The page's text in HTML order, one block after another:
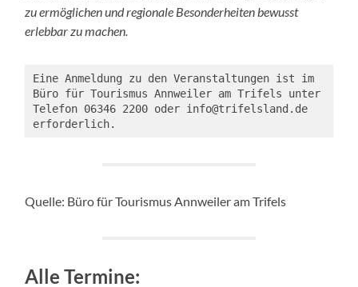
zu ermöglichen und regionale Besonderheiten bewusst
erlebbar zu machen.
Eine Anmeldung zu den Veranstaltungen ist im
Büro für Tourismus Annweiler am Trifels unter
Telefon 06346 2200 oder info@trifelsland.de
erforderlich.
Quelle: Büro für Tourismus Annweiler am Trifels
Alle Termine: